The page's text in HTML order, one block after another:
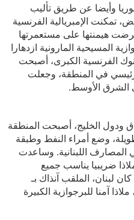
وأيضا عن طريق تأليب
تمكنت الإمبريالية الفرنسية
هيمنتها على مستعمرتها
المسيحية المارونية ازدهارا
الفرنسية الكبرى، أصبحت
في المنطقة، وجعلت
الشرق الأوسط.
ودول الخليج، أصبحت المنطقة
وضع أمراء النفط وطبقة
المصارف اللبنانية. وساعدت
ضريبيا يناسب جميع
كان لبنان، الملقب آنذاك بـ
آمنا للبرجوازية الكبيرة